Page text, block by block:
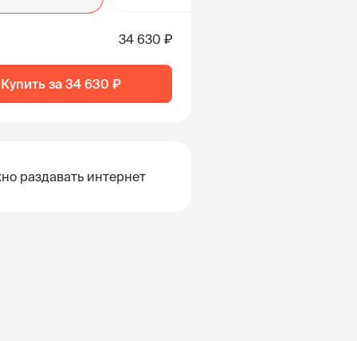
34 630 ₽
Купить за 34 630 ₽
раздавать интернет